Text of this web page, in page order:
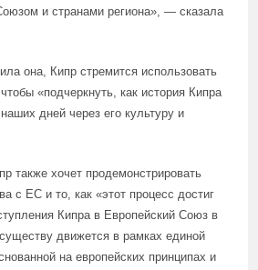
и странами региона», — сказала
она, Кипр стремится использовать
«подчеркнуть, как история Кипра
дней через его культуру и
также хочет продемонстрировать
с ЕС и то, как «этот процесс достиг
Кипра в Европейский Союз в
движется в рамках единой
на европейских принципах и